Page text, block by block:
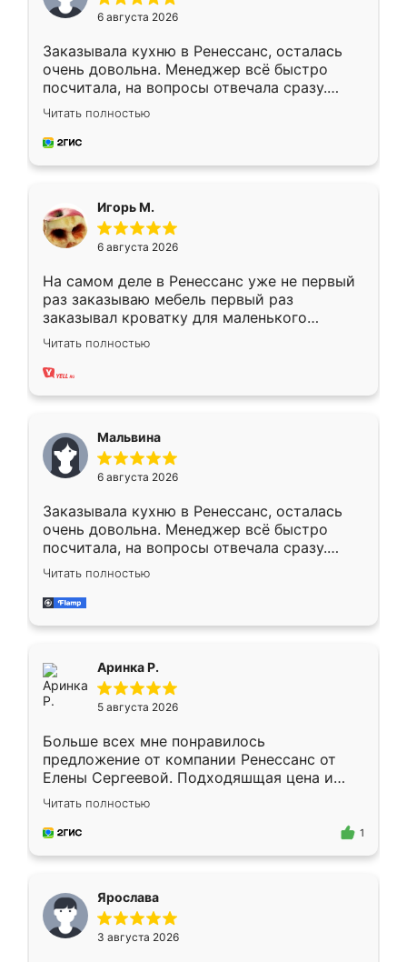
6 августа 2026
Заказывала кухню в Ренессанс, осталась
очень довольна. Менеджер всё быстро
посчитала, на вопросы отвечала сразу.
Замерщик приехал в субботу, подошёл к
делу со всей ответственностью. Собрали
за день, ребята работали аккуратно, даже
Читать полностью
Игорь М.
6 августа 2026
На самом деле в Ренессанс уже не первый
раз заказываю мебель первый раз
заказывал кроватку для маленького
ребёнка при его рождении ,во второй раз
заказал шкаф-купе. По качеству очень
хорошее сборка достаточно быстрая,
меньше, здесь же он более разнообразный.
Мне нравится ,если что-то потребуется из
мебели буду заказывать только здесь.
Читать полностью
Мальвина
6 августа 2026
Заказывала кухню в Ренессанс, осталась
очень довольна. Менеджер всё быстро
посчитала, на вопросы отвечала сразу.
Замерщик приехал в субботу, подошёл к
делу со всей ответственностью. Собрали
за день, ребята работали аккуратно, даже
Читать полностью
Аринка Р.
5 августа 2026
Больше всех мне понравилось
предложение от компании Ренессанс от
Елены Сергеевой. Подходяшщая цена и
короткие сроки изготовления. Приехавший
для замера сотрудник Владислав
предложил по моему эскизу самый
Читать полностью
1
Ярослава
3 августа 2026